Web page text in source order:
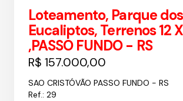
Loteamento, Parque dos
Eucaliptos, Terrenos 12
,PASSO FUNDO - RS
R$ 157.000,00
SAO CRISTÓVÃO PASSO FUNDO - RS
Ref.: 29